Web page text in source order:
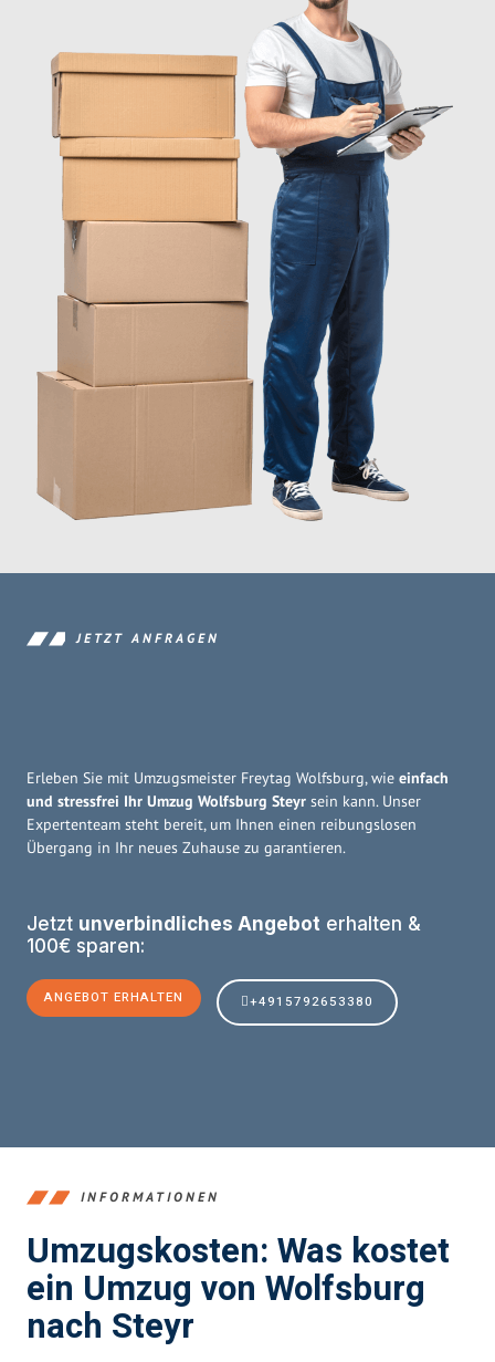
JETZT ANFRAGEN
Erleben Sie mit Umzugsmeister Freytag Wolfsburg, wie einfach
und stressfrei Ihr Umzug Wolfsburg Steyr sein kann. Unser
Expertenteam steht bereit, um Ihnen einen reibungslosen
Übergang in Ihr neues Zuhause zu garantieren.
Jetzt unverbindliches Angebot erhalten &
100€ sparen:
ANGEBOT ERHALTEN +4915792653380
INFORMATIONEN
Umzugskosten: Was kostet
ein Umzug von Wolfsburg
nach Steyr